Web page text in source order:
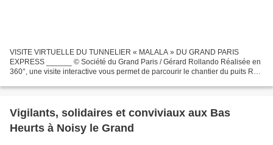
VISITE VIRTUELLE DU TUNNELIER « MALALA » DU GRAND PARIS
EXPRESS ______ © Société du Grand Paris / Gérard Rollando Réalisée en
360°, une visite interactive vous permet de parcourir le chantier du puits Rû
Vigilants, solidaires et conviviaux aux Bas
Heurts à Noisy le Grand